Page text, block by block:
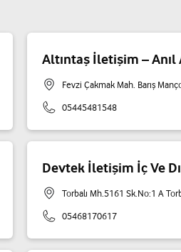
Altıntaş İletişim – Anıl
Fevzi Çakmak Mah. Barış
05445481548
Devtek İletişim İç Ve
Torbalı Mh.5161 Sk.No:1 A
05468170617